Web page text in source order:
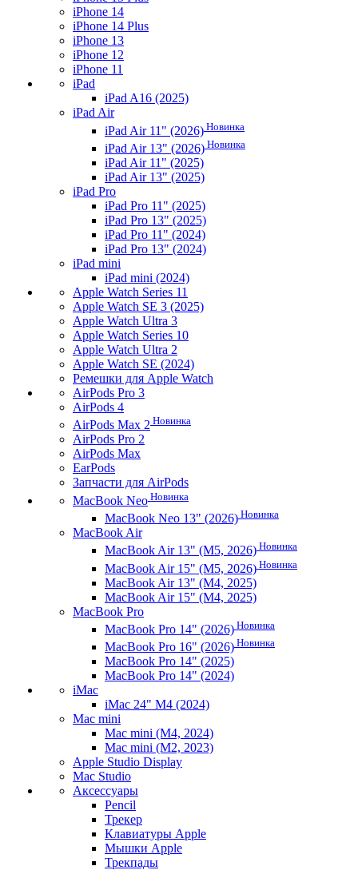
iPhone 14
iPhone 14 Plus
iPhone 13
iPhone 12
iPhone 11
iPad
iPad A16 (2025)
iPad Air
iPad Air 11" (2026) Новинка
iPad Air 13" (2026) Новинка
iPad Air 11" (2025)
iPad Air 13" (2025)
iPad Pro
iPad Pro 11" (2025)
iPad Pro 13" (2025)
iPad Pro 11" (2024)
iPad Pro 13" (2024)
iPad mini
iPad mini (2024)
Apple Watch Series 11
Apple Watch SE 3 (2025)
Apple Watch Ultra 3
Apple Watch Series 10
Apple Watch Ultra 2
Apple Watch SE (2024)
Ремешки для Apple Watch
AirPods Pro 3
AirPods 4
AirPods Max 2 Новинка
AirPods Pro 2
AirPods Max
EarPods
Запчасти для AirPods
MacBook Neo Новинка
MacBook Neo 13" (2026) Новинка
MacBook Air
MacBook Air 13" (M5, 2026) Новинка
MacBook Air 15" (M5, 2026) Новинка
MacBook Air 13" (M4, 2025)
MacBook Air 15" (M4, 2025)
MacBook Pro
MacBook Pro 14" (2026) Новинка
MacBook Pro 16" (2026) Новинка
MacBook Pro 14" (2025)
MacBook Pro 14" (2024)
iMac
iMac 24" M4 (2024)
Mac mini
Mac mini (M4, 2024)
Mac mini (M2, 2023)
Apple Studio Display
Mac Studio
Аксессуары
Pencil
Трекер
Клавиатуры Apple
Мышки Apple
Трекпады